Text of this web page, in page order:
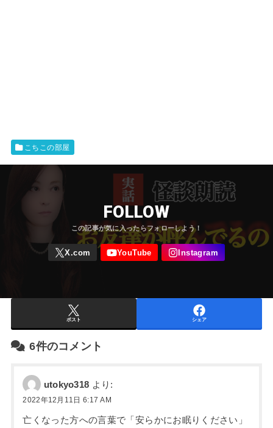
こちこの部屋
FOLLOW
ポスト シェア
6件のコメント
utokyo318 より:
2022年12月11日 6:17 AM
亡くなった方への言葉で「安らかにお眠りください」